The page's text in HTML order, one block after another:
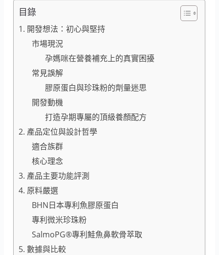
目錄
1. 開發想法：初心與堅持
市場現況
孕媽咪在營養補充上的真實困擾
常見誤解
膠原蛋白與珍珠粉的劑量迷思
開發動機
打造孕期專屬的頂級養顏配方
2. 產品定位與設計哲學
適合族群
核心理念
3. 產品主要功能評測
4. 原料嚴選
BHN日本專利魚膠原蛋白
專利微米珍珠粉
SalmoPG®專利鮭魚鼻軟骨萃取
5. 數據與比較